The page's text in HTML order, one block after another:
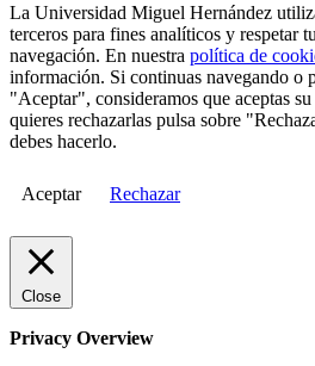
La Universidad Miguel Hernández
terceros para fines analíticos y respetar
navegación. En nuestra política de
información. Si continuas navegando o
"Aceptar", consideramos que aceptas
quieres rechazarlas pulsa sobre
debes hacerlo.
Aceptar Rechazar
Close
Privacy Overview